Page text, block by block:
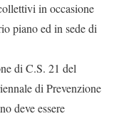
in occasione
piano ed in sede di
di C.S. 21 del
di Prevenzione
deve essere